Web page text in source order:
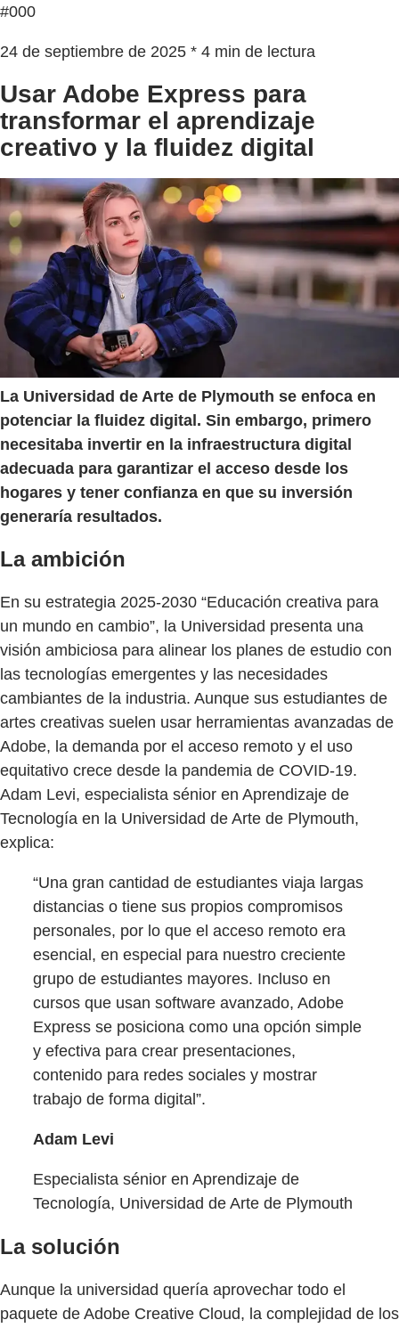
#000
24 de septiembre de 2025 * 4 min de lectura
Usar Adobe Express para
transformar el aprendizaje
creativo y la fluidez digital
La Universidad de Arte de Plymouth se enfoca en
potenciar la fluidez digital. Sin embargo, primero
necesitaba invertir en la infraestructura digital
adecuada para garantizar el acceso desde los
hogares y tener confianza en que su inversión
generaría resultados.
La ambición
En su estrategia 2025-2030 “Educación creativa para
un mundo en cambio”, la Universidad presenta una
visión ambiciosa para alinear los planes de estudio con
las tecnologías emergentes y las necesidades
cambiantes de la industria. Aunque sus estudiantes de
artes creativas suelen usar herramientas avanzadas de
Adobe, la demanda por el acceso remoto y el uso
equitativo crece desde la pandemia de COVID-19.
Adam Levi, especialista sénior en Aprendizaje de
Tecnología en la Universidad de Arte de Plymouth,
explica:
“Una gran cantidad de estudiantes viaja largas
distancias o tiene sus propios compromisos
personales, por lo que el acceso remoto era
esencial, en especial para nuestro creciente
grupo de estudiantes mayores. Incluso en
cursos que usan software avanzado, Adobe
Express se posiciona como una opción simple
y efectiva para crear presentaciones,
contenido para redes sociales y mostrar
trabajo de forma digital”.
Adam Levi
Especialista sénior en Aprendizaje de
Tecnología, Universidad de Arte de Plymouth
La solución
Aunque la universidad quería aprovechar todo el
paquete de Adobe Creative Cloud, la complejidad de los